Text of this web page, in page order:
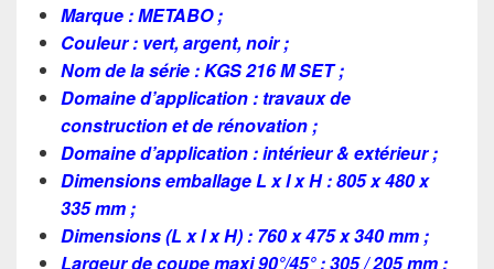
Marque : METABO ;
Couleur : vert, argent, noir ;
Nom de la série : KGS 216 M SET ;
Domaine d’application : travaux de
construction et de rénovation ;
Domaine d’application : intérieur & extérieur ;
Dimensions emballage L x l x H : 805 x 480 x
335 mm ;
Dimensions (L x l x H) : 760 x 475 x 340 mm ;
Largeur de coupe maxi 90°/45° : 305 / 205 mm ;